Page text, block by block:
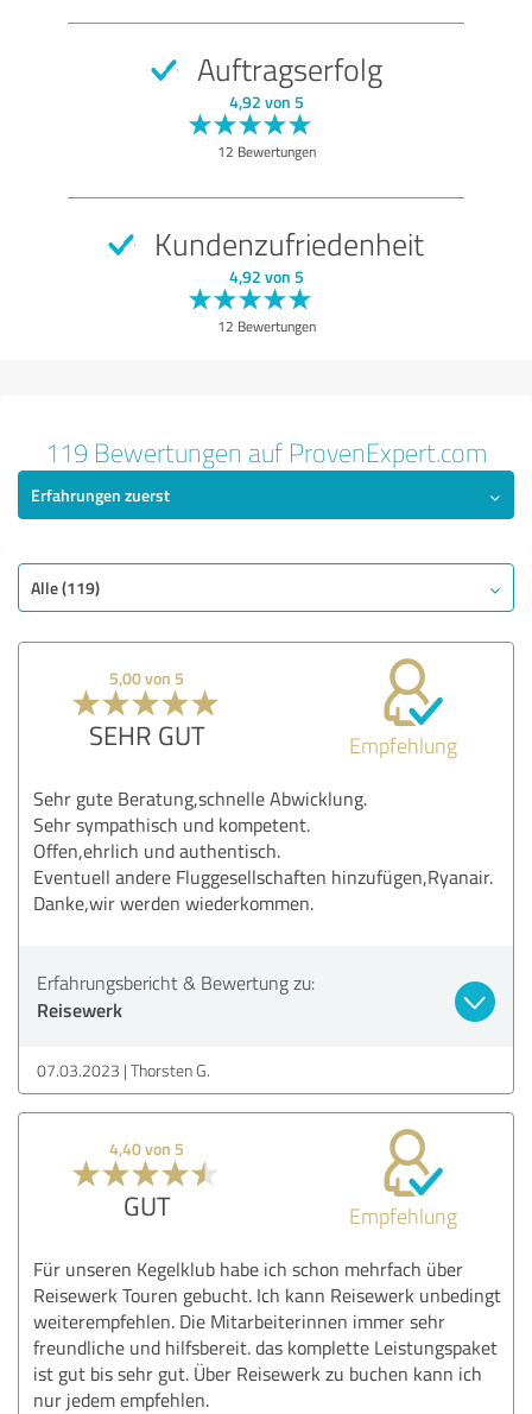
Auftragserfolg
4,92 von 5
12 Bewertungen
Kundenzufriedenheit
4,92 von 5
12 Bewertungen
119 Bewertungen auf ProvenExpert.com
Erfahrungen zuerst
Alle (119)
5,00 von 5
SEHR GUT Empfehlung
Sehr gute Beratung,schnelle Abwicklung.
Sehr sympathisch und kompetent.
Offen,ehrlich und authentisch.
Eventuell andere Fluggesellschaften hinzufügen,Ryanair.
Danke,wir werden wiederkommen.
Erfahrungsbericht & Bewertung zu:
Reisewerk
07.03.2023 Thorsten G.
4,40 von 5
GUT Empfehlung
Für unseren Kegelklub habe ich schon mehrfach über
Reisewerk Touren gebucht. Ich kann Reisewerk unbedingt
weiterempfehlen. Die Mitarbeiterinnen immer sehr
freundliche und hilfsbereit. das komplette Leistungspaket
ist gut bis sehr gut. Über Reisewerk zu buchen kann ich
nur jedem empfehlen.